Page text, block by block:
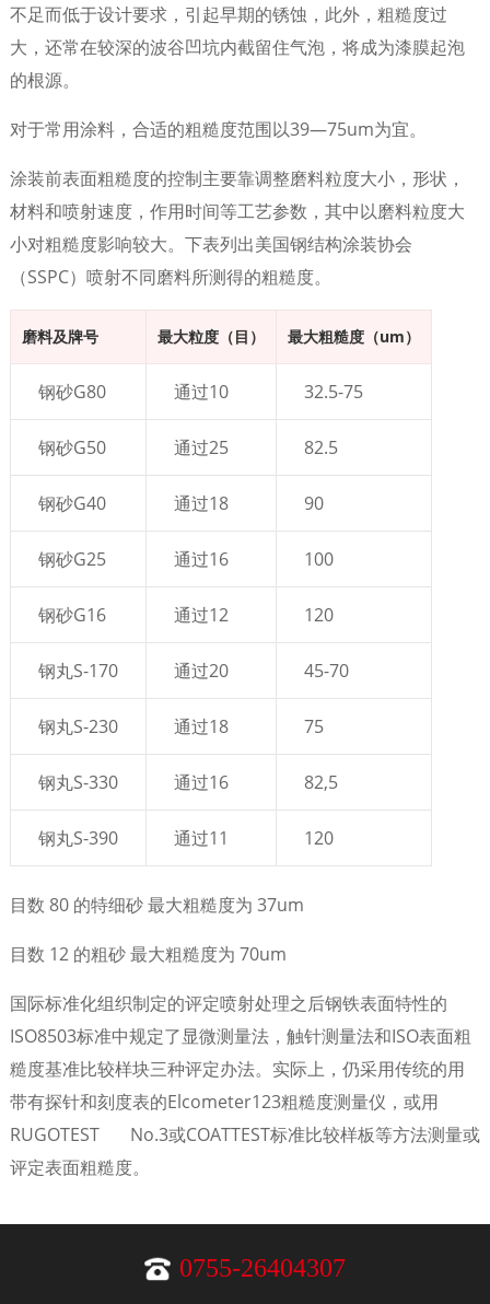
不足而低于设计要求，引起早期的锈蚀，此外，粗糙度过
大，还常在较深的波谷凹坑内截留住气泡，将成为漆膜起泡
的根源。
对于常用涂料，合适的粗糙度范围以39—75um为宜。
涂装前表面粗糙度的控制主要靠调整磨料粒度大小，形状，
材料和喷射速度，作用时间等工艺参数，其中以磨料粒度大
小对粗糙度影响较大。下表列出美国钢结构涂装协会
（SSPC） 喷射不同磨料所测得的粗糙度。
磨料及牌号 最大粒度（目） 最大粗糙度（um）
钢砂G80 通过10 32.5-75
钢砂G50 通过25 82.5
钢砂G40 通过18 90
钢砂G25 通过16 100
钢砂G16 通过12 120
钢丸S-170 通过20 45-70
钢丸S-230 通过18 75
钢丸S-330 通过16 82,5
钢丸S-390 通过11 120
目数 80 的特细砂 最大粗糙度为 37um
目数 12 的粗砂 最大粗糙度为 70um
国际标准化组织制定的评定喷射处理之后钢铁表面特性的
ISO8503标准中规定了显微测量法，触针测量法和ISO表面粗
糙度基准比较样块三种评定办法。实际上，仍采用传统的用
带有探针和刻度表的Elcometer123粗糙度测量仪，或用
RUGOTEST No.3或COATTEST标准比较样板等方法测量或
评定表面粗糙度。
0755-26404307